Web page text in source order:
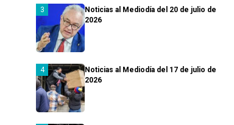
Noticias al Mediodía del 20 de julio de
2026
Noticias al Mediodía del 17 de julio de
2026